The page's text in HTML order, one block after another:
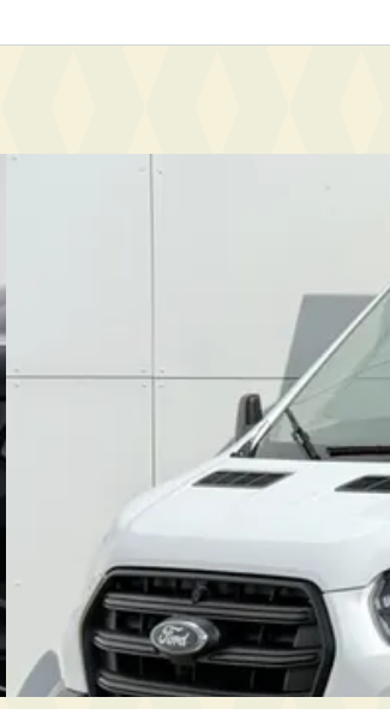
Ford Transit 2024
2024 · 42.916 km · Diesel · Handgeschakeld
( 108)